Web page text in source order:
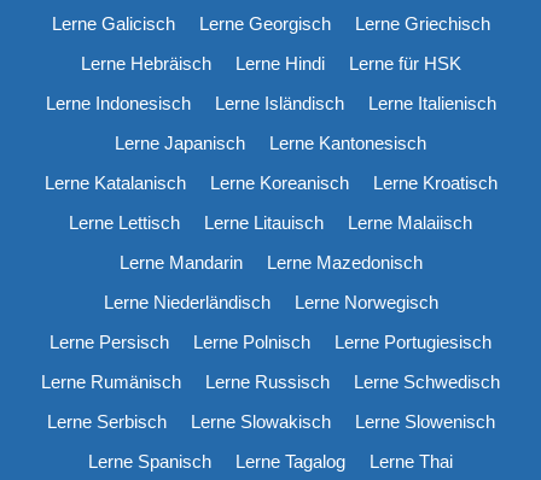
Lerne Galicisch
Lerne Georgisch
Lerne Griechisch
Lerne Hebräisch
Lerne Hindi
Lerne für HSK
Lerne Indonesisch
Lerne Isländisch
Lerne Italienisch
Lerne Japanisch
Lerne Kantonesisch
Lerne Katalanisch
Lerne Koreanisch
Lerne Kroatisch
Lerne Lettisch
Lerne Litauisch
Lerne Malaiisch
Lerne Mandarin
Lerne Mazedonisch
Lerne Niederländisch
Lerne Norwegisch
Lerne Persisch
Lerne Polnisch
Lerne Portugiesisch
Lerne Rumänisch
Lerne Russisch
Lerne Schwedisch
Lerne Serbisch
Lerne Slowakisch
Lerne Slowenisch
Lerne Spanisch
Lerne Tagalog
Lerne Thai